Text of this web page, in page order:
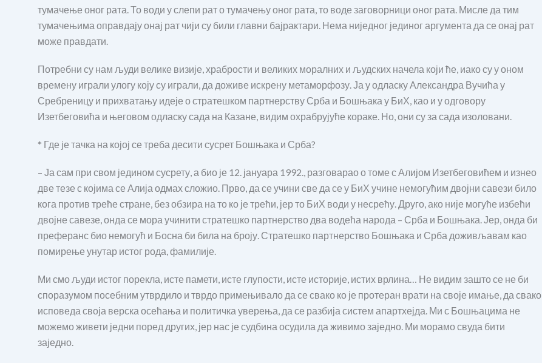
тумачење оног рата. То води у слепи рат о тумачењу оног рата, то воде заговорници оног рата. Мисле да тим
тумачењима оправдају онај рат чији су били главни бајрактари. Нема ниједног јединог аргумента да се онај рат
може правдати.
Потребни су нам људи велике визије, храбрости и великих моралних и људских начела који ће, иако су у оном
времену играли улогу коју су играли, да доживе искрену метаморфозу. Ја у одласку Александра Вучића у
Сребреницу и прихватању идеје о стратешком партнерству Срба и Бошњака у БиХ, као и у одговору
Изетбеговића и његовом одласку сада на Казане, видим охрабрујуће кораке. Но, они су за сада изоловани.
* Где је тачка на којој се треба десити сусрет Бошњака и Срба?
– Ја сам при свом једином сусрету, а био је 12. јануара 1992., разговарао о томе с Алијом Изетбеговићем и изнео
две тезе с којима се Алија одмах сложио. Прво, да се учини све да се у БиХ учине немогућим двојни савези било
кога против треће стране, без обзира на то ко је трећи, јер то БиХ води у несрећу. Друго, ако није могуће избећи
двојне савезе, онда се мора учинити стратешко партнерство два водећа народа – Срба и Бошњака. Јер, онда би
преферанс био немогућ и Босна би била на броју. Стратешко партнерство Бошњака и Срба доживљавам као
помирење унутар истог рода, фамилије.
Ми смо људи истог порекла, исте памети, исте глупости, исте историје, истих врлина… Не видим зашто се не би
споразумом посебним утврдило и тврдо примењивало да се свако ко је протеран врати на своје имање, да свако
исповеда своја верска осећања и политичка уверења, да се разбија систем апартхејда. Ми с Бошњацима не
можемо живети једни поред других, јер нас је судбина осудила да живимо заједно. Ми морамо свуда бити
заједно.